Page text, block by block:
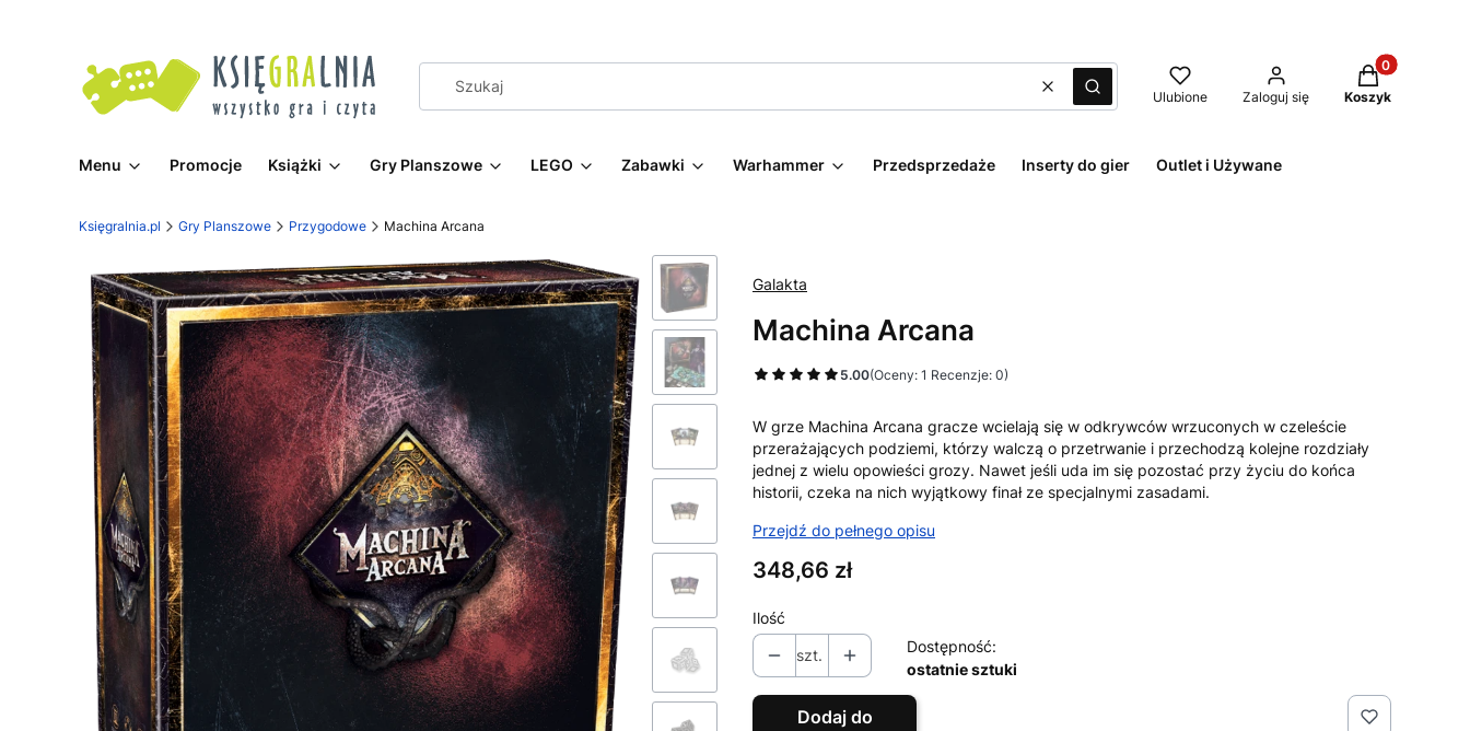
WyczyśćSzukaj Ulubione Zaloguj się
Produkty w
Koszyk
Menu Promocje Książki Gry Planszowe LEGO Zabawki Warhammer Przedsprzedaże Inserty do gier Outlet i Używane
Księgralnia.pl Gry Planszowe Przygodowe Machina Arcana
Galakta
Machina Arcana
5.00(Oceny: 1 Recenzje: 0)
W grze Machina Arcana gracze wcielają się w odkrywców wrzuconych w czeleście
przerażających podziemi, którzy walczą o przetrwanie i przechodzą kolejne rozdziały
jednej z wielu opowieści grozy. Nawet jeśli uda im się pozostać przy życiu do końca
historii, czeka na nich wyjątkowy finał ze specjalnymi zasadami.
Przejdź do pełnego opisu
Cena
348,66 zł
Ilość
szt.
Dostępność:
ostatnie sztuki
Dodaj do